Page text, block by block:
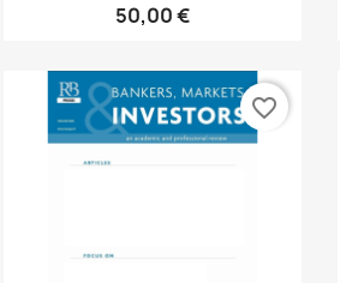
50,00 €
favorite_border